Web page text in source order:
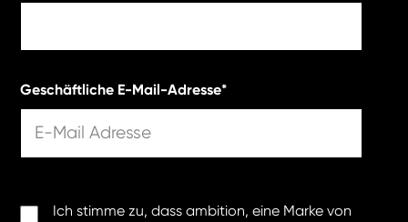
Geschäftliche E-Mail-Adresse*
Ich stimme zu, dass ambition, eine Marke von